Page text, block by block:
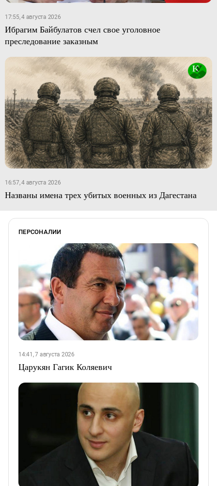
17:55, 4 августа 2026
Ибрагим Байбулатов счел свое уголовное
преследование заказным
16:57, 4 августа 2026
Названы имена трех убитых военных из Дагестана
ПЕРСОНАЛИИ
14:41, 7 августа 2026
Царукян Гагик Коляевич